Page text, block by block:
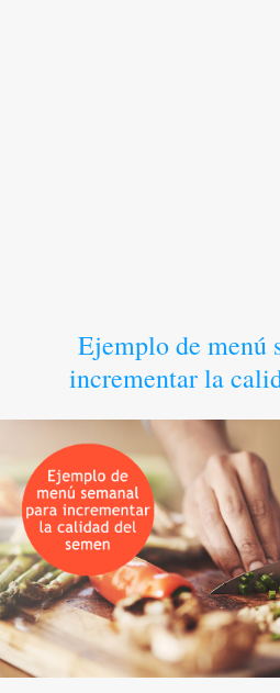
Ejemplo de menú
incrementar la